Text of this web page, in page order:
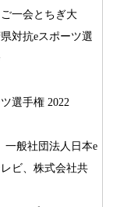
一会とちぎ大
対抗eスポーツ選
選手権 2022
一般社団法人日本e
ビ、株式会社共